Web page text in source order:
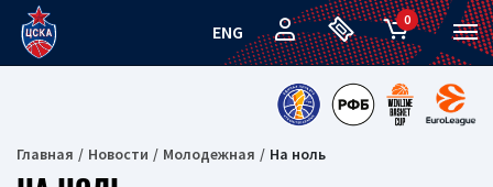
ENG
0
Главная Новости Молодежная На ноль